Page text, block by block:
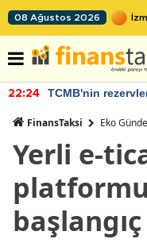
08 Ağustos 2026
22:24 TCMB'nin
FinansTaksi Eko
Yerli e-